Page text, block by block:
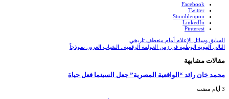
Facebook
Twitter
Stumbleupon
LinkedIn
Pinterest
السابق وسائل الإعلام أمام منعطف تاريخي
التالي الهوية الوطنية في زمن العولمة الرقمية.. الشباب العربي نموذجاً
مقالات مشابهة
محمد خان رائد “الواقعية المصرية” جعل السينما فعل حياة